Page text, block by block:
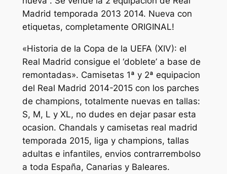
Madrid temporada 2013 2014. Nueva con
etiquetas, completamente ORIGINAL!
«Historia de la Copa de la UEFA (XIV): el
Real Madrid consigue el ‘doblete’ a base de
remontadas». Camisetas 1ª y 2ª equipacion
del Real Madrid 2014-2015 con los parches
de champions, totalmente nuevas en tallas:
S, M, L y XL, no dudes en dejar pasar esta
ocasion. Chandals y camisetas real madrid
temporada 2015, liga y champions, tallas
adultas e infantiles, envios contrarrembolso
a toda España, Canarias y Baleares.